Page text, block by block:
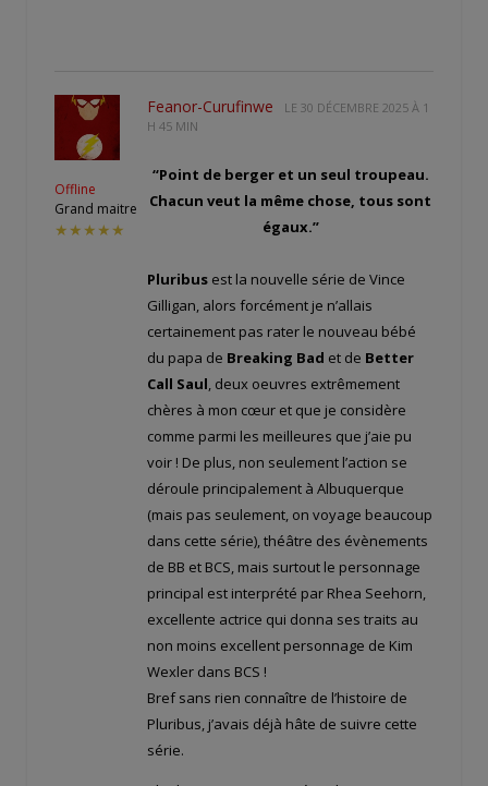
Offline
Grand maitre
★★★★★
Feanor-Curufinwe LE 30 DÉCEMBRE 2025 À 1
H 45 MIN
“Point de berger et un seul troupeau.
Chacun veut la même chose, tous sont
égaux.”
Pluribus est la nouvelle série de Vince
Gilligan, alors forcément je n’allais
certainement pas rater le nouveau bébé
du papa de Breaking Bad et de Better
Call Saul, deux oeuvres extrêmement
chères à mon cœur et que je considère
comme parmi les meilleures que j’aie pu
voir ! De plus, non seulement l’action se
déroule principalement à Albuquerque
(mais pas seulement, on voyage beaucoup
dans cette série), théâtre des évènements
de BB et BCS, mais surtout le personnage
principal est interprété par Rhea Seehorn,
excellente actrice qui donna ses traits au
non moins excellent personnage de Kim
Wexler dans BCS !
Bref sans rien connaître de l’histoire de
Pluribus, j’avais déjà hâte de suivre cette
série.